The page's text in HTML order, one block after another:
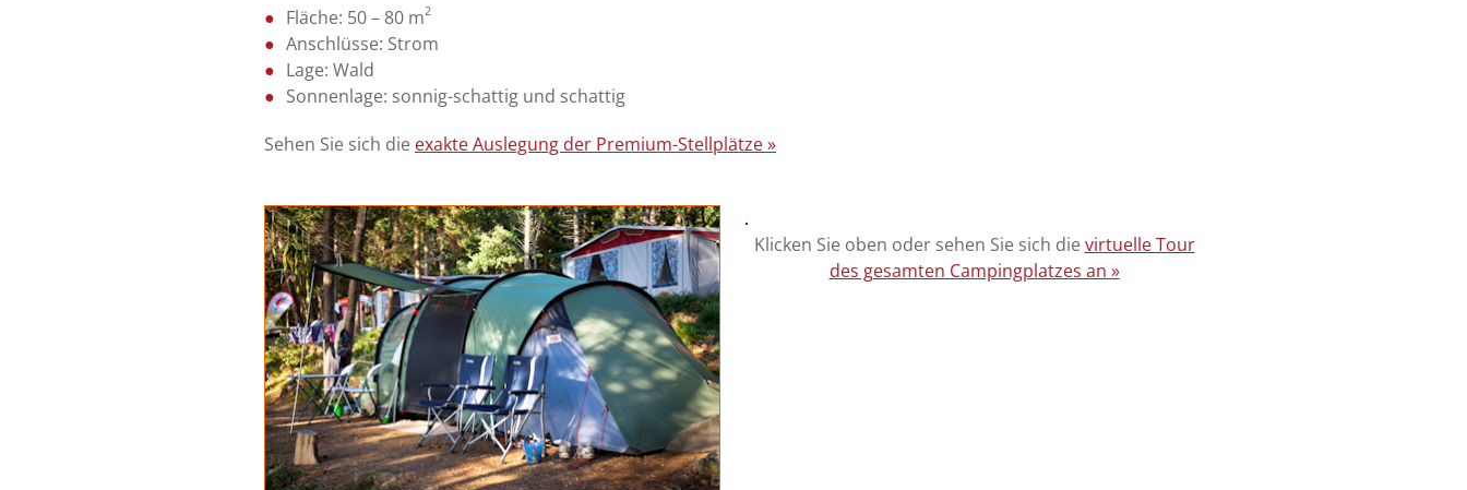
Fläche: 50 – 80 m2
Anschlüsse: Strom
Lage: Wald
Sonnenlage: sonnig-schattig und schattig
Sehen Sie sich die exakte Auslegung der Premium-Stellplätze »
Klicken Sie oben oder sehen Sie sich die virtuelle Tour
des gesamten Campingplatzes an »